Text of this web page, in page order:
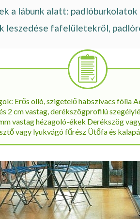
a lábunk alatt: padlóburkolatok
leszedése fafelületekről,
Erős olló, szigetelő habszivacs fólia
2 cm vastag, derékszögprofilú
vastag hézagoló-ékek Derékszög
vagy lyukvágó fűrész Ütőfa és